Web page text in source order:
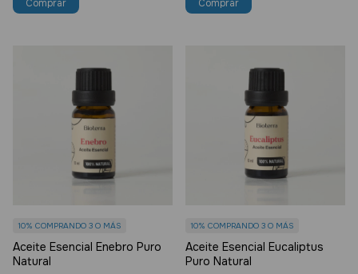
Aceite Esencial Enebro Puro
Natural
10% COMPRANDO 3 O MÁS
Aceite Esencial Eucaliptus
Puro Natural
10% COMPRANDO 3 O MÁS